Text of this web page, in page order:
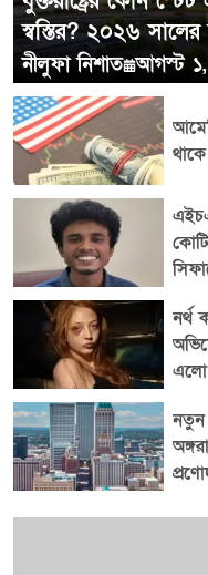
খেলোয়াড়দের এমন
আহত হওয়ার ঘটনা নিয়ে
স্বস্তির? ২০২৬
নীলুফা নিশাত আগস্ট
নর্থ
এলো
নতুন